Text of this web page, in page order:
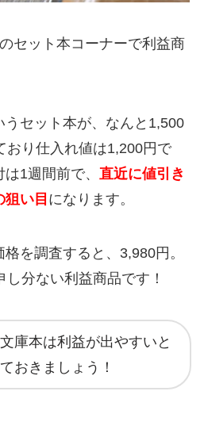
セット本コーナーで利益商
うセット本が、なんと1,500
おり仕入れ値は1,200円で
1週間前で、 直近に値引き
い目 になります。
を調査すると、3,980円。
分ない利益商品です！
庫本は利益が出やすいと
おきましょう！